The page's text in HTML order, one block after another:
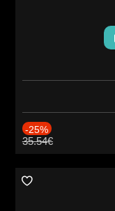
-25%
35.54€